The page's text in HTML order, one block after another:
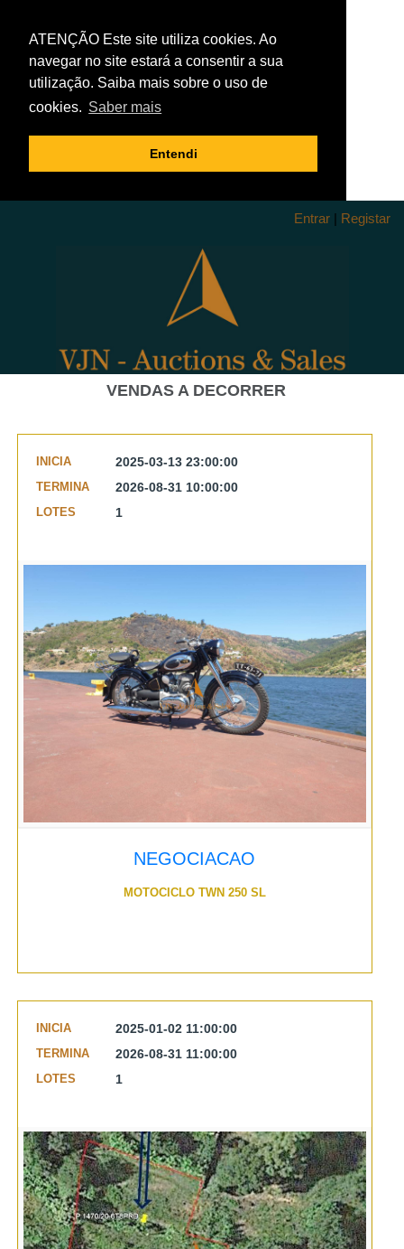
ATENÇÃO Este site utiliza cookies. Ao
navegar no site estará a consentir a sua
utilização. Saiba mais sobre o uso de
cookies. Saber mais
Entendi
Entrar | Registar
VENDAS A DECORRER
INICIA 2025-03-13 23:00:00
TERMINA 2026-08-31 10:00:00
LOTES 1
NEGOCIACAO
MOTOCICLO TWN 250 SL
INICIA 2025-01-02 11:00:00
TERMINA 2026-08-31 11:00:00
LOTES 1